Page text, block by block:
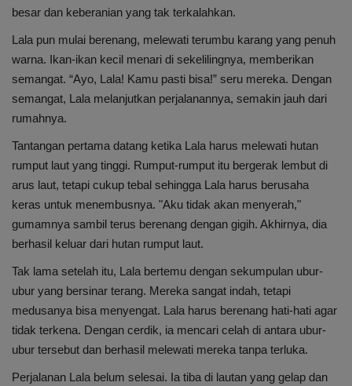
besar dan keberanian yang tak terkalahkan.
Lala pun mulai berenang, melewati terumbu karang yang penuh
warna. Ikan-ikan kecil menari di sekelilingnya, memberikan
semangat. “Ayo, Lala! Kamu pasti bisa!” seru mereka. Dengan
semangat, Lala melanjutkan perjalanannya, semakin jauh dari
rumahnya.
Tantangan pertama datang ketika Lala harus melewati hutan
rumput laut yang tinggi. Rumput-rumput itu bergerak lembut di
arus laut, tetapi cukup tebal sehingga Lala harus berusaha
keras untuk menembusnya. "Aku tidak akan menyerah,"
gumamnya sambil terus berenang dengan gigih. Akhirnya, dia
berhasil keluar dari hutan rumput laut.
Tak lama setelah itu, Lala bertemu dengan sekumpulan ubur-
ubur yang bersinar terang. Mereka sangat indah, tetapi
medusanya bisa menyengat. Lala harus berenang hati-hati agar
tidak terkena. Dengan cerdik, ia mencari celah di antara ubur-
ubur tersebut dan berhasil melewati mereka tanpa terluka.
Perjalanan Lala belum selesai. Ia tiba di lautan yang gelap dan